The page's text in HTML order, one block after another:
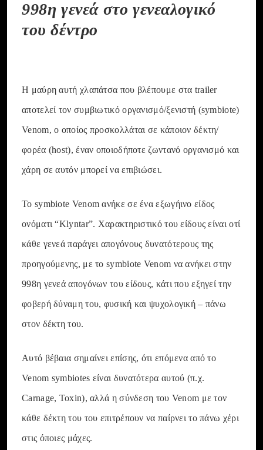
998η γενεά στο γενεαλογικό
του δέντρο
Η μαύρη αυτή χλαπάτσα που βλέπουμε στα trailer
αποτελεί τον συμβιωτικό οργανισμό/ξενιστή (symbiote)
Venom, ο οποίος προσκολλάται σε κάποιον δέκτη/
φορέα (host), έναν οποιοδήποτε ζωντανό οργανισμό και
χάρη σε αυτόν μπορεί να επιβιώσει.
Το symbiote Venom ανήκε σε ένα εξωγήινο είδος
ονόματι “Klyntar”. Χαρακτηριστικό του είδους είναι οτί
κάθε γενεά παράγει απογόνους δυνατότερους της
προηγούμενης, με το symbiote Venom να ανήκει στην
998η γενεά απογόνων του είδους, κάτι που εξηγεί την
φοβερή δύναμη του, φυσική και ψυχολογική – πάνω
στον δέκτη του.
Αυτό βέβαια σημαίνει επίσης, ότι επόμενα από το
Venom symbiotes είναι δυνατότερα αυτού (π.χ.
Carnage, Toxin), αλλά η σύνδεση του Venom με τον
κάθε δέκτη του του επιτρέπουν να παίρνει το πάνω χέρι
στις όποιες μάχες.